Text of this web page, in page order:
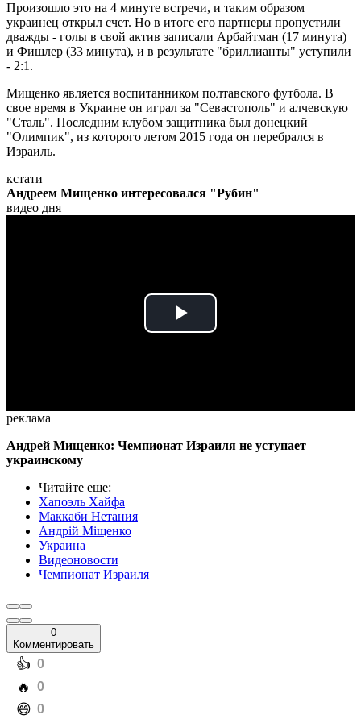
Произошло это на 4 минуте встречи, и таким образом
украинец открыл счет. Но в итоге его партнеры пропустили
дважды - голы в свой актив записали Арбайтман (17 минута)
и Фишлер (33 минута), и в результате "бриллианты" уступили
- 2:1.
Мищенко является воспитанником полтавского футбола. В
свое время в Украине он играл за "Севастополь" и алчевскую
"Сталь". Последним клубом защитника был донецкий
"Олимпик", из которого летом 2015 года он перебрался в
Израиль.
кстати
Андреем Мищенко интересовался "Рубин"
видео дня
Play
реклама
Андрей Мищенко: Чемпионат Израиля не уступает
украинскому
Читайте еще:
Хапоэль Хайфа
Маккаби Нетания
Андрій Міщенко
Украина
Видеоновости
Чемпионат Израиля
0
Комментировать
️👍 0
️🔥 0
️😄 0